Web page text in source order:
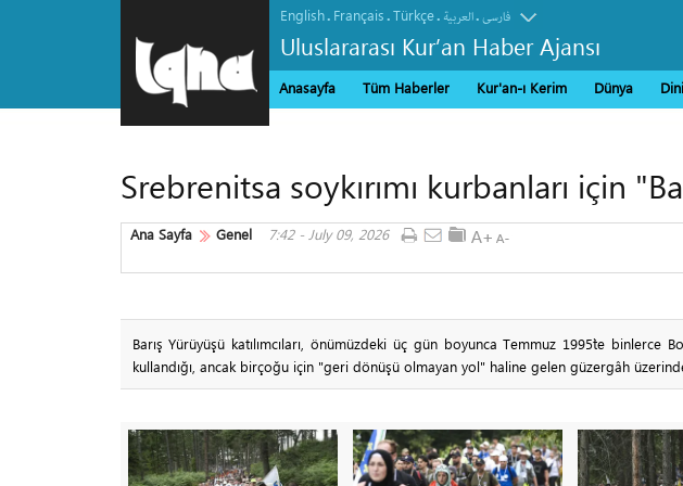
English. Français.Türkçe. العربیة.فارسی
Uluslararası Kur’an Haber Ajansı
Anasayfa Tüm Haberler Kur'an-ı Kerim Dünya
Srebrenitsa soykırımı kurbanları için
Ana Sayfa Genel 7:42 - July 09, 2026
Barış Yürüyüşü katılımcıları, önümüzdeki üç gün boyunca Temmuz 1995`te
kullandığı, ancak birçoğu için "geri dönüşü olmayan yol" haline gelen güzergâh